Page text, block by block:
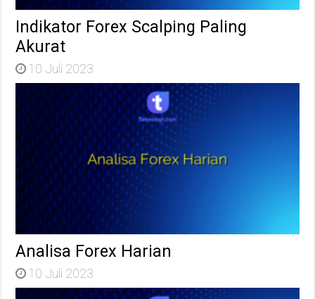
Indikator Forex Scalping Paling
Akurat
10 Juli 2023
Analisa Forex Harian
10 Juli 2023